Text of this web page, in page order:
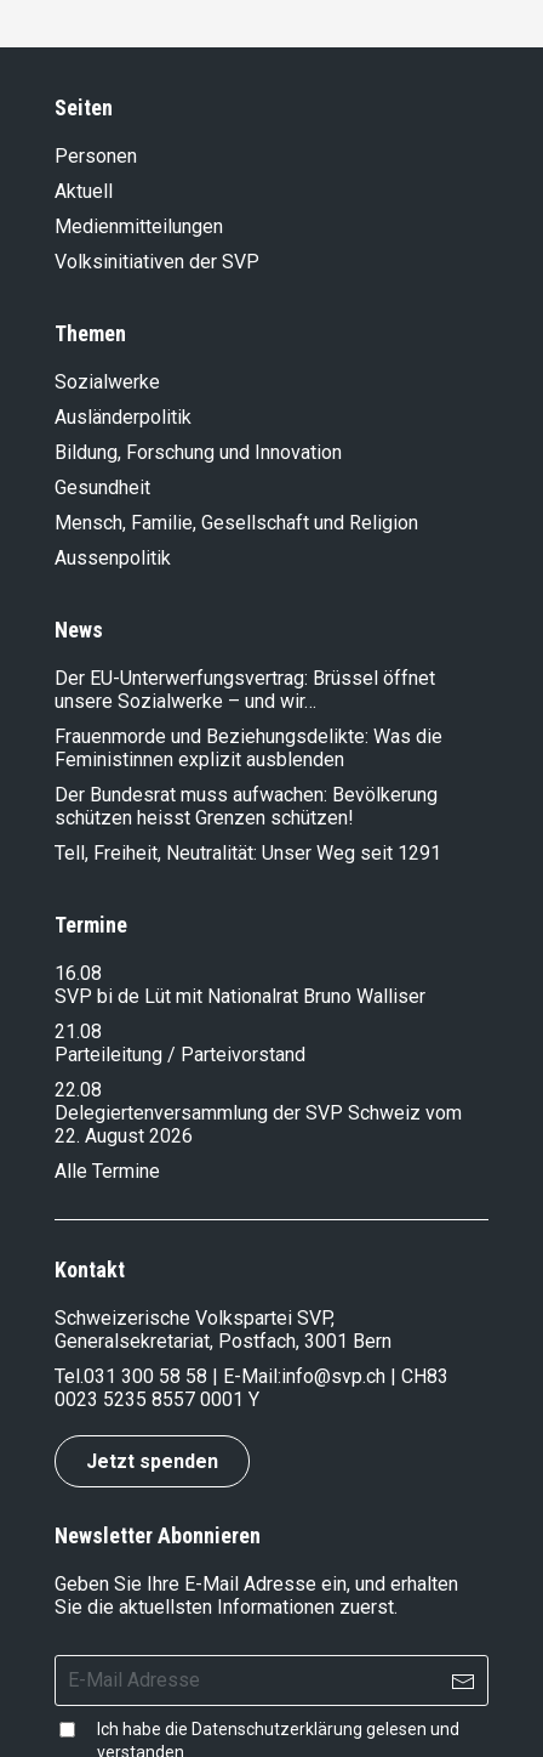
Seiten
Personen
Aktuell
Medienmitteilungen
Volksinitiativen der SVP
Themen
Sozialwerke
Ausländer­politik
Bildung, Forschung und Innovation
Gesundheit
Mensch, Familie, Gesellschaft und Religion
Aussenpolitik
News
Der EU-Unterwerfungsvertrag: Brüssel öffnet
unsere Sozialwerke – und wir…
Frauenmorde und Beziehungsdelikte: Was die
Feministinnen explizit ausblenden
Der Bundesrat muss aufwachen: Bevölkerung
schützen heisst Grenzen schützen!
Tell, Freiheit, Neutralität: Unser Weg seit 1291
Termine
16.08
SVP bi de Lüt mit Nationalrat Bruno Walliser
21.08
Parteileitung / Parteivorstand
22.08
Delegiertenversammlung der SVP Schweiz vom
22. August 2026
Alle Termine
Kontakt
Schweizerische Volkspartei SVP,
Generalsekretariat, Postfach, 3001 Bern
Tel.031 300 58 58 | E-Mail:info@svp.ch | CH83
0023 5235 8557 0001 Y
Jetzt spenden
Newsletter Abonnieren
Geben Sie Ihre E-Mail Adresse ein, und erhalten
Sie die aktuellsten Informationen zuerst.
Ich habe die Datenschutzerklärung gelesen und
verstanden.